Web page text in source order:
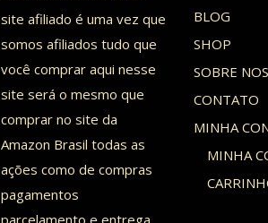
site afiliado é uma vez que
somos afiliados tudo que
você comprar aqui nesse
site será o mesmo que
comprar no site da
Amazon Brasil todas as
ações como de compras
pagamentos
BLOG
SHOP
SOBRE NOS
CONTATO
MINHA
MINHA